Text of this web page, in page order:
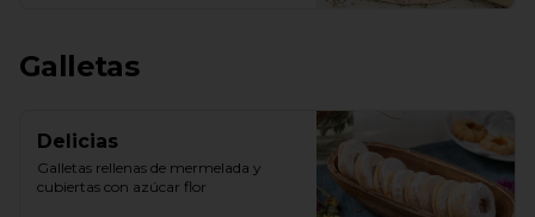
Galletas
Delicias
Galletas rellenas de mermelada y
cubiertas con azúcar flor